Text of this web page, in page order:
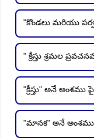
"కొండలు మరియు
" క్రీస్తు శ్రమల
"క్రీస్తు" అనే అంశము
"మానక" అనే